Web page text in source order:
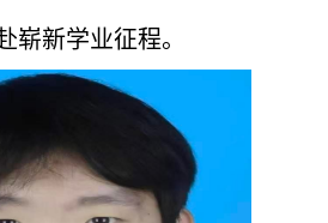
崭新学业征程。